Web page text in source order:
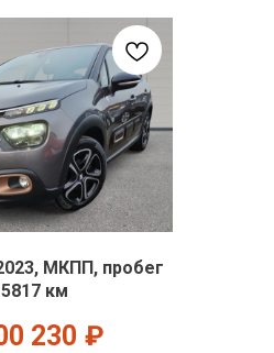
МКПП, пробег
км
230 ₽